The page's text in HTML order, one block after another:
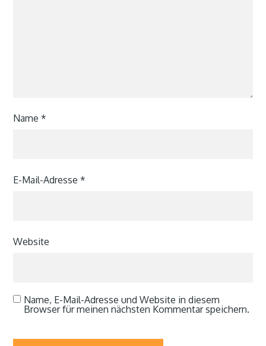
Name*
E-Mail-Adresse*
Website
Name, E-Mail-Adresse und Website in diesem
Browser für meinen nächsten Kommentar speichern.